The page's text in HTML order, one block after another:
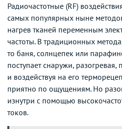
Радиочастотные (RF)
самых популярных ныне
нагрев тканей переменным
частоты. В традиционных
то баня, солнцепек или
поступает снаружи,
и воздействуя на его
приятно по ощущениям. Но
изнутри с помощью
токов.